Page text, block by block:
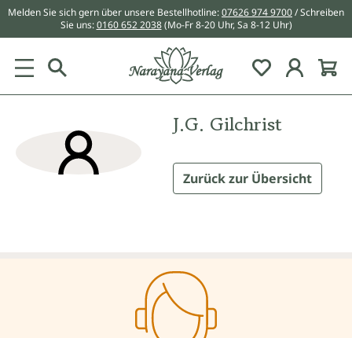
springen
Melden Sie sich gern über unsere Bestellhotline:07626 974 9700/ Schreiben
Sie uns:0160 652 2038 (Mo-Fr 8-20 Uhr, Sa 8-12 Uhr)
Du hast 0
J.G. Gilchrist
Zurück zur Übersicht